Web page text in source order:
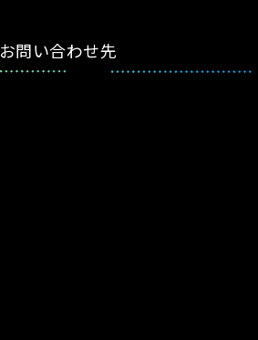
お問い合わせ先